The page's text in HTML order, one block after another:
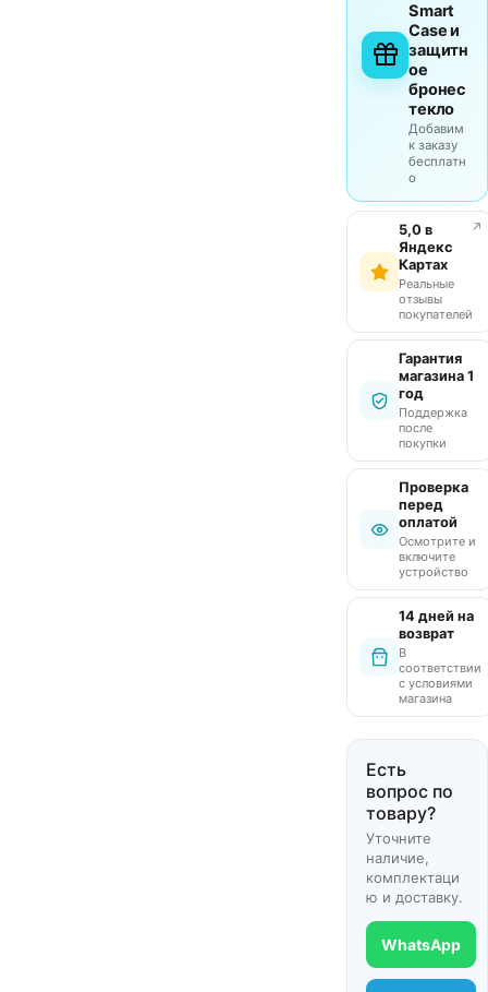
Smart
Case и
защитн
ое
бронес
текло
Добавим
к заказу
бесплатн
о
5,0 в
Яндекс
Картах
Реальные
отзывы
покупателей
↗
Гарантия
магазина 1
год
Поддержка
после
покупки
Проверка
перед
оплатой
Осмотрите и
включите
устройство
14 дней на
возврат
В
соответствии
с условиями
магазина
Есть
вопрос по
товару?
Уточните
наличие,
комплектаци
ю и доставку.
WhatsApp